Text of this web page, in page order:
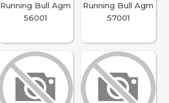
Running Bull Agm
56001
Running Bull Agm
57001